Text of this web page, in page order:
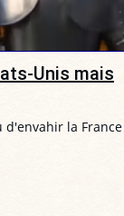
Unis mais
d'envahir la France